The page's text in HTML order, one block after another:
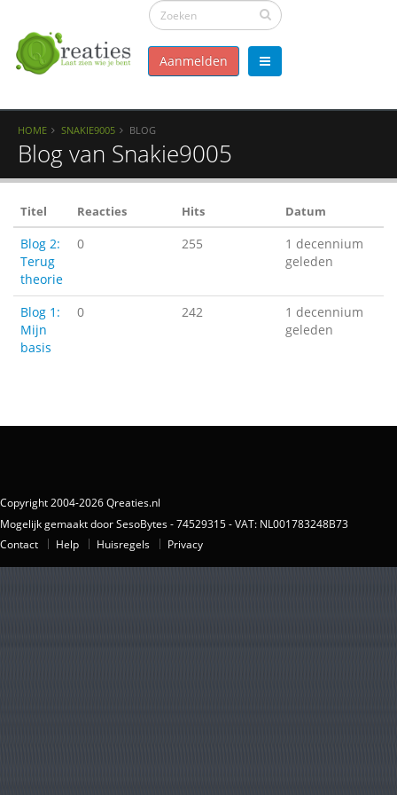
Aanmelden
HOME SNAKIE9005 BLOG
Blog van Snakie9005
Titel Reacties Hits Datum
Blog 2:
Terug
theorie
0 255
1 decennium
geleden
Blog 1:
Mijn
basis
0 242
1 decennium
geleden
Copyright 2004-2026 Qreaties.nl
Mogelijk gemaakt door SesoBytes - 74529315 - VAT: NL001783248B73
Contact
Help Huisregels Privacy